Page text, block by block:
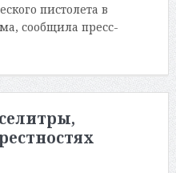
пистолета в
сообщила пресс-